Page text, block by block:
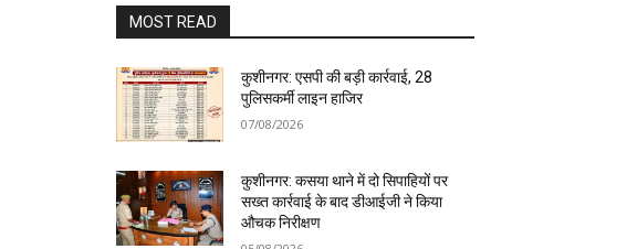
MOST READ
कुशीनगर: एसपी की बड़ी कार्रवाई, 28
पुलिसकर्मी लाइन हाजिर
07/08/2026
कुशीनगर: कसया थाने में दो सिपाहियों पर
सख्त कार्रवाई के बाद डीआईजी ने किया
औचक निरीक्षण